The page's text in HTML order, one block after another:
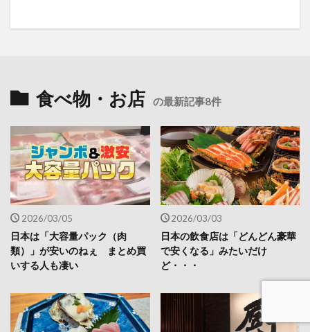
食べ物・お店 の最新記事8件
2026/03/05
日本は「大容量パック（肉
類）」が安いのねぇ まとめ買
いする人も凄い
2026/03/03
日本の飲食店は「どんどん豪華
で安くなる」みたいだけ
ど・・・